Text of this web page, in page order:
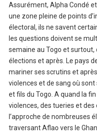
Assurément, Alpha Condé
une zone pleine de points
électoral, ils ne savent
les questions doivent se
semaine au Togo et surtout,
élections et après. Le pays
mariner ses scrutins et
violences et de sang où
et fils du Togo. A quand la
violences, des tueries et des
l’approche de nombreuses
traversant Aflao vers le